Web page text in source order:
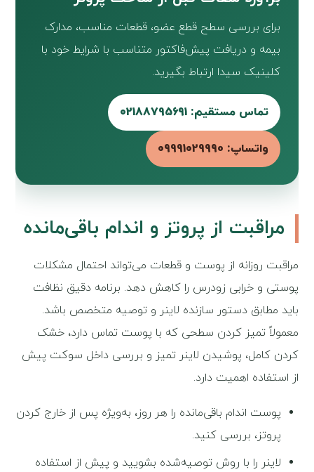
برای بررسی سطح قطع عضو، قطعات مناسب، مدارک
بیمه و دریافت پیش‌فاکتور متناسب با شرایط خود با
کلینیک سیدا ارتباط بگیرید.
تماس مستقیم: 02188795691
واتساپ: 09991029990
مراقبت از پروتز و اندام باقی‌مانده
مراقبت روزانه از پوست و قطعات می‌تواند احتمال مشکلات
پوستی و خرابی زودرس را کاهش دهد. برنامه دقیق نظافت
باید مطابق دستور سازنده لاینر و توصیه متخصص باشد.
معمولاً تمیز کردن سطحی که با پوست تماس دارد، خشک
کردن کامل، پوشیدن لاینر تمیز و بررسی داخل سوکت پیش
از استفاده اهمیت دارد.
پوست اندام باقی‌مانده را هر روز، به‌ویژه پس از خارج کردن
پروتز، بررسی کنید.
لاینر را با روش توصیه‌شده بشویید و پیش از استفاده